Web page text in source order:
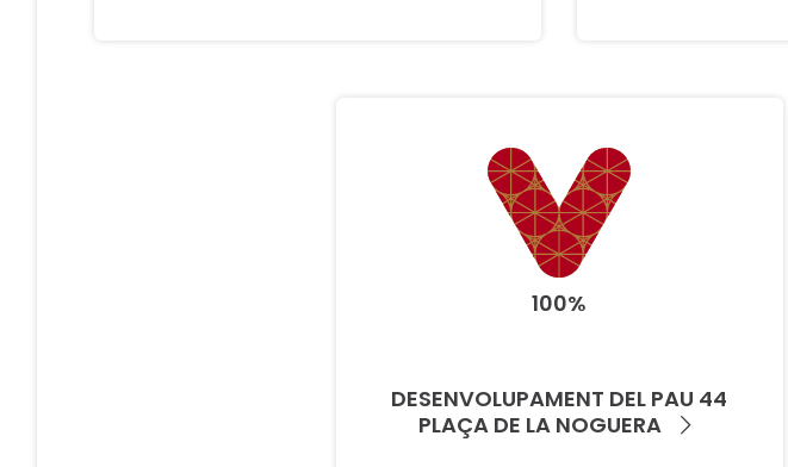
100%
DESENVOLUPAMENT DEL PAU 44
PLAÇA DE LA NOGUERA